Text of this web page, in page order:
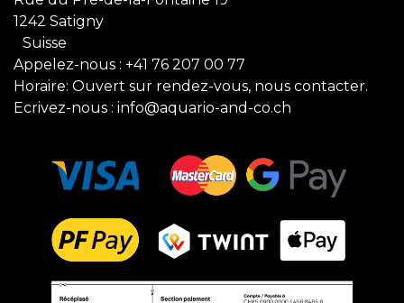
1242 Satigny
Suisse
Appelez-nous : +41 76 207 00 77
Horaire: Ouvert sur rendez-vous, nous contacter.
Ecrivez-nous : info@aquario-and-co.ch